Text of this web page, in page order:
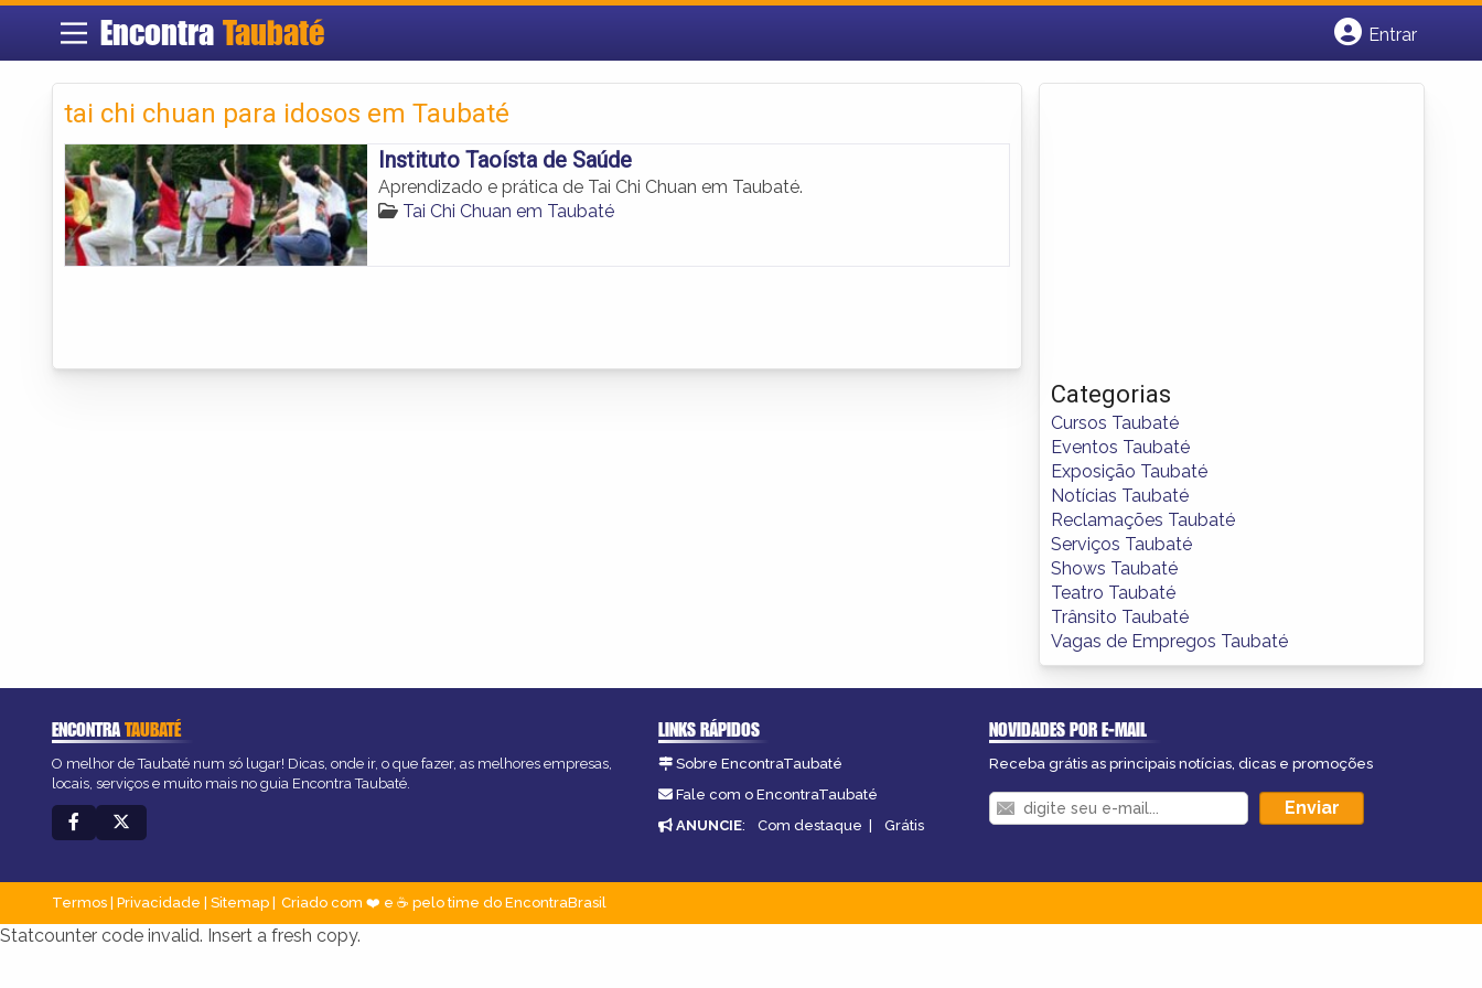
Encontra Taubaté
Entrar
tai chi chuan para idosos em Taubaté
Instituto Taoísta de Saúde
Aprendizado e prática de Tai Chi Chuan em Taubaté.
Tai Chi Chuan em Taubaté
Categorias
Cursos Taubaté
Eventos Taubaté
Exposição Taubaté
Notícias Taubaté
Reclamações Taubaté
Serviços Taubaté
Shows Taubaté
Teatro Taubaté
Trânsito Taubaté
Vagas de Empregos Taubaté
ENCONTRATAUBATÉ
O melhor de Taubaté num só lugar! Dicas, onde ir, o que fazer, as melhores empresas,
locais, serviços e muito mais no guia Encontra Taubaté.
LINKS RÁPIDOS
Sobre EncontraTaubaté
Fale com o EncontraTaubaté
ANUNCIE: Com destaque | Grátis
NOVIDADES POR E-MAIL
Receba grátis as principais notícias, dicas e promoções
Termos Privacidade Sitemap Criado com ❤️ e ☕ pelo time do EncontraBrasil
Statcounter code invalid. Insert a fresh copy.